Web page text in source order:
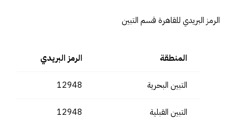
الرمز البريدي للقاهرة قسم التبين
المنطقة الرمز البريدي
التبين البحرية 12948
التبين القبلية 12948